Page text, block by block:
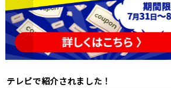
テレビで紹介されました！